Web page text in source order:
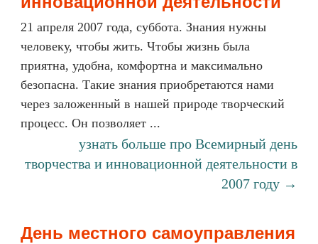
21 апреля 2007 года, суббота. Знания нужны
человеку, чтобы жить. Чтобы жизнь была
приятна, удобна, комфортна и максимально
безопасна. Такие знания приобретаются нами
через заложенный в нашей природе творческий
процесс. Он позволяет ...
узнать больше про Всемирный день
творчества и инновационной деятельности в
2007 году →
День местного самоуправления